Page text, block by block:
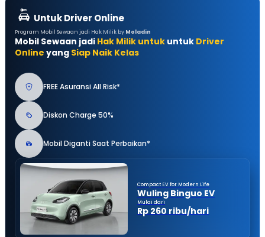
Untuk Driver Online
Program Mobil Sewaan jadi Hak Milik by Moladin
Mobil Sewaan jadi Hak Milik untuk untuk Driver
Online yang Siap Naik Kelas
FREE Asuransi All Risk*
Diskon Charge 50%
Mobil Diganti Saat Perbaikan*
Compact EV for Modern Life
Wuling Binguo EV
Mulai dari
Rp 260 ribu/hari